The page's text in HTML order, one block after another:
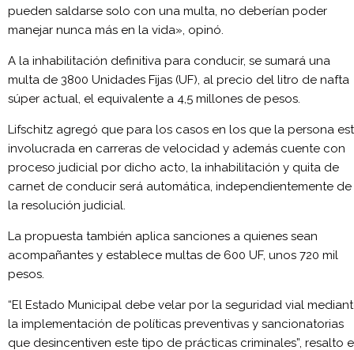
pueden saldarse solo con una multa, no deberían poder
manejar nunca más en la vida», opinó.
A la inhabilitación definitiva para conducir, se sumará una
multa de 3800 Unidades Fijas (UF), al precio del litro de nafta
súper actual, el equivalente a 4,5 millones de pesos.
Lifschitz agregó que para los casos en los que la persona
involucrada en carreras de velocidad y además cuente con
proceso judicial por dicho acto, la inhabilitación y quita de
carnet de conducir será automática, independientemente de
la resolución judicial.
La propuesta también aplica sanciones a quienes sean
acompañantes y establece multas de 600 UF, unos 720 mil
pesos.
“El Estado Municipal debe velar por la seguridad vial
la implementación de políticas preventivas y sancionatorias
que desincentiven este tipo de prácticas criminales”, resalto